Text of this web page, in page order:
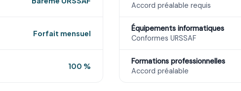
Forfait mensuel
100 %
Accord préalable requis
Équipements informatiques
Conformes URSSAF
Formations professionnelles
Accord préalable